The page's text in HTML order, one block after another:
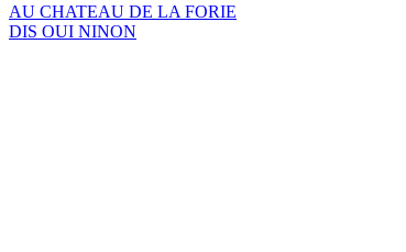
AU CHATEAU DE LA FORIE
DIS OUI NINON